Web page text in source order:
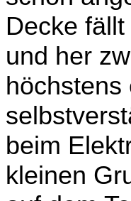
Decke
und her
höchstens
beim
kleinen